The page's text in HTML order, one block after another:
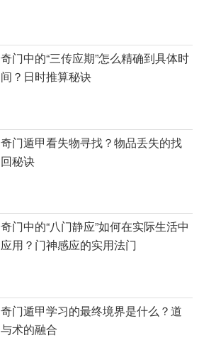
奇门中的“三传应期”怎么精确到具体时
间？日时推算秘诀
奇门遁甲看失物寻找？物品丢失的找
回秘诀
奇门中的“八门静应”如何在实际生活中
应用？门神感应的实用法门
奇门遁甲学习的最终境界是什么？道
与术的融合